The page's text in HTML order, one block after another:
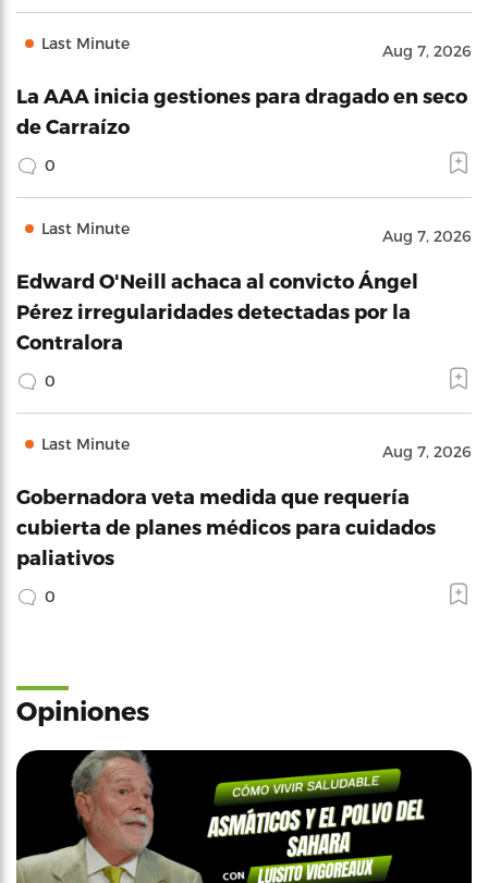
Last Minute Aug 7, 2026
La AAA inicia gestiones para dragado en seco
de Carraízo
0
Last Minute Aug 7, 2026
Edward O'Neill achaca al convicto Ángel
Pérez irregularidades detectadas por la
Contralora
0
Last Minute Aug 7, 2026
Gobernadora veta medida que requería
cubierta de planes médicos para cuidados
paliativos
0
Opiniones